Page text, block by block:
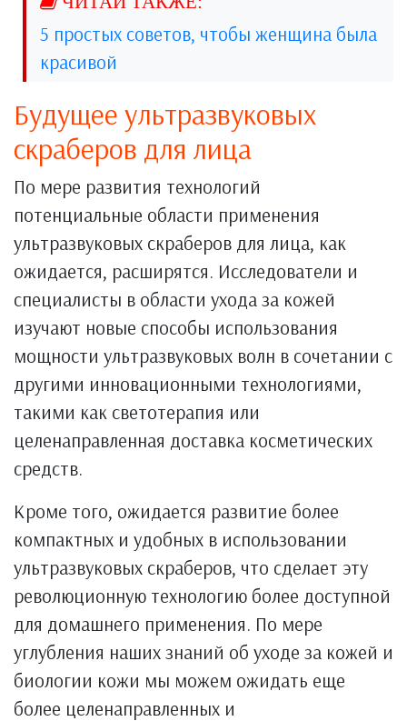
5 простых советов, чтобы женщина была
красивой
Будущее ультразвуковых
скраберов для лица
По мере развития технологий
потенциальные области применения
ультразвуковых скраберов для лица, как
ожидается, расширятся. Исследователи и
специалисты в области ухода за кожей
изучают новые способы использования
мощности ультразвуковых волн в сочетании с
другими инновационными технологиями,
такими как светотерапия или
целенаправленная доставка косметических
средств.
Кроме того, ожидается развитие более
компактных и удобных в использовании
ультразвуковых скраберов, что сделает эту
революционную технологию более доступной
для домашнего применения. По мере
углубления наших знаний об уходе за кожей и
биологии кожи мы можем ожидать еще
более целенаправленных и